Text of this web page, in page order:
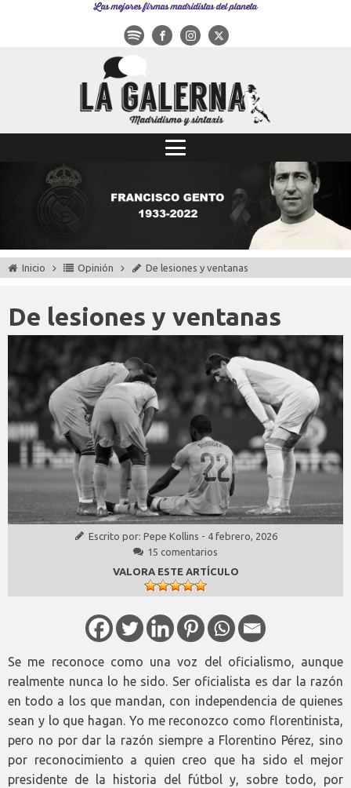
Las mejores firmas madridistas del planeta
Inicio Opinión De lesiones y ventanas
De lesiones y ventanas
Escrito por: Pepe Kollins - 4 febrero, 2026
15 comentarios
VALORA ESTE ARTÍCULO
Se me reconoce como una voz del oficialismo, aunque
realmente nunca lo he sido. Ser oficialista es dar la razón
en todo a los que mandan, con independencia de quienes
sean y lo que hagan. Yo me reconozco como florentinista,
pero no por dar la razón siempre a Florentino Pérez, sino
por reconocimiento a quien creo que ha sido el mejor
presidente de la historia del fútbol y, sobre todo, por